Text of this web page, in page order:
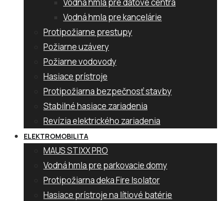
Vodná hmla pre kancelárie
Protipožiarne prestupy
Požiarne uzávery
Požiarne vodovody
Hasiace prístroje
Protipožiarna bezpečnosť stavby
Stabilné hasiace zariadenia
Revízia elektrického zariadenia
ELEKTROMOBILITA
MAUS STIXX PRO
Vodná hmla pre parkovacie domy
Protipožiarna deka Fire Isolator
Hasiace prístroje na lítiové batérie